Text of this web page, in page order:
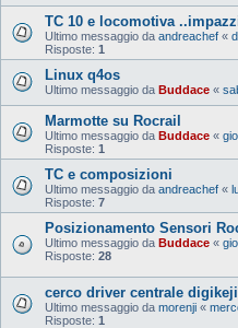
TC 10 e locomotiva
Ultimo messaggio da andreachef «
Risposte: 1
Linux q4os
Ultimo messaggio da Buddace «
Marmotte su Rocrail
Ultimo messaggio da Buddace «
Risposte: 1
TC e composizioni
Ultimo messaggio da andreachef «
Risposte: 7
Posizionamento Sensori
Ultimo messaggio da Buddace «
Risposte: 28
cerco driver centrale
Ultimo messaggio da morenji «
Risposte: 1